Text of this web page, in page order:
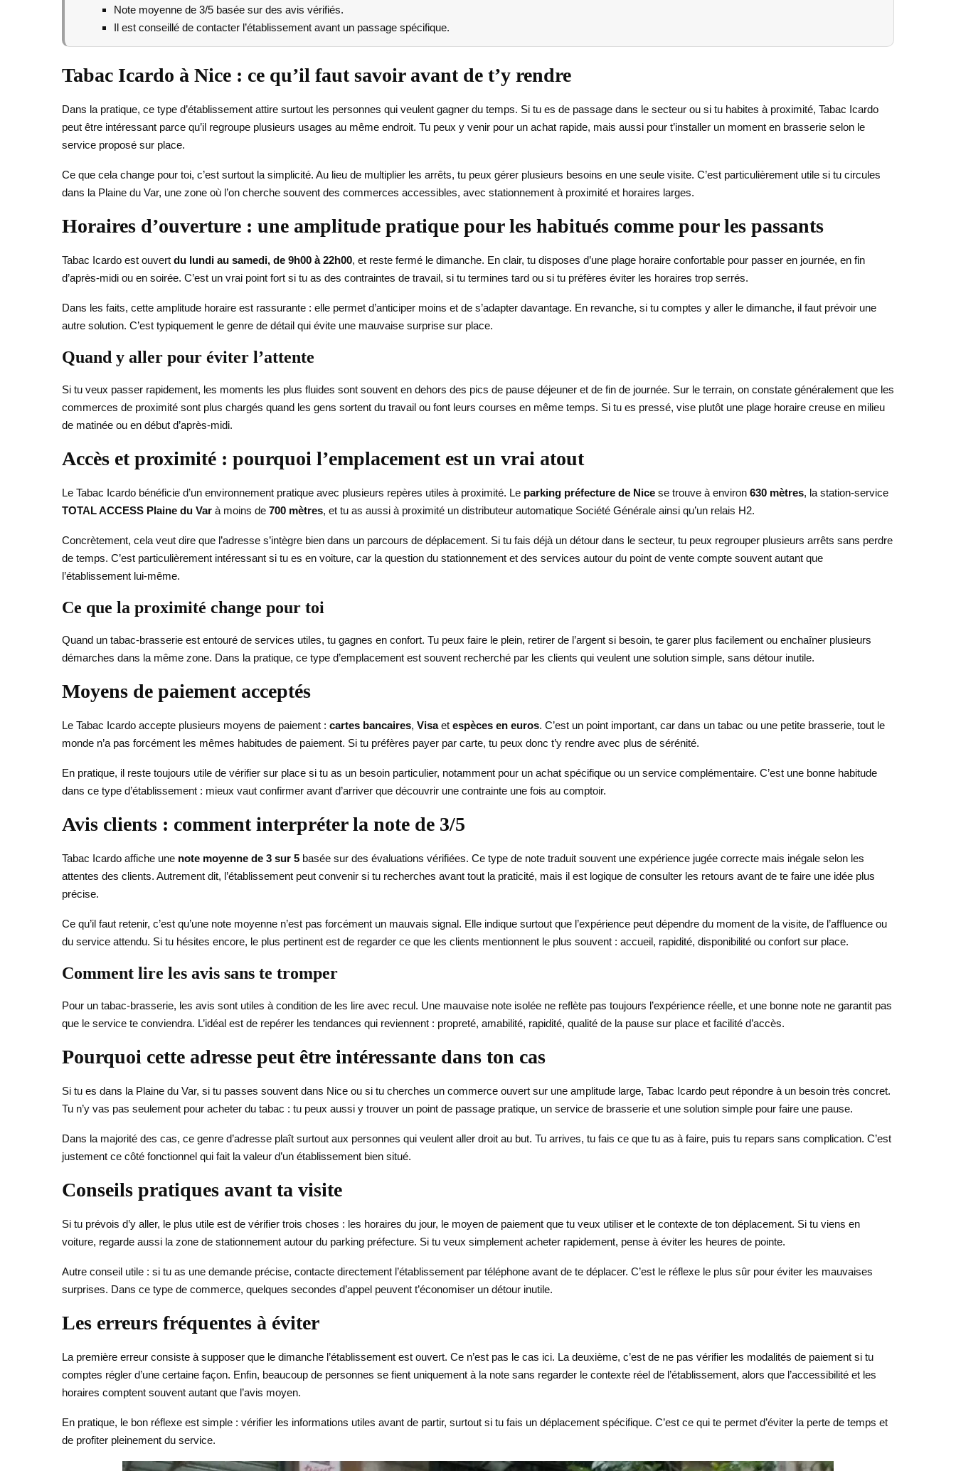
Note moyenne de 3/5 basée sur des avis vérifiés.
Il est conseillé de contacter l’établissement avant un passage spécifique.
Tabac Icardo à Nice : ce qu’il faut savoir avant de t’y rendre
Dans la pratique, ce type d’établissement attire surtout les personnes qui veulent gagner du temps. Si tu es de passage dans le secteur ou si tu habites à proximité, Tabac Icardo
peut être intéressant parce qu’il regroupe plusieurs usages au même endroit. Tu peux y venir pour un achat rapide, mais aussi pour t’installer un moment en brasserie selon le
service proposé sur place.
Ce que cela change pour toi, c’est surtout la simplicité. Au lieu de multiplier les arrêts, tu peux gérer plusieurs besoins en une seule visite. C’est particulièrement utile si tu circules
dans la Plaine du Var, une zone où l’on cherche souvent des commerces accessibles, avec stationnement à proximité et horaires larges.
Horaires d’ouverture : une amplitude pratique pour les habitués comme pour les passants
Tabac Icardo est ouvert du lundi au samedi, de 9h00 à 22h00, et reste fermé le dimanche. En clair, tu disposes d’une plage horaire confortable pour passer en journée, en fin
d’après-midi ou en soirée. C’est un vrai point fort si tu as des contraintes de travail, si tu termines tard ou si tu préfères éviter les horaires trop serrés.
Dans les faits, cette amplitude horaire est rassurante : elle permet d’anticiper moins et de s’adapter davantage. En revanche, si tu comptes y aller le dimanche, il faut prévoir une
autre solution. C’est typiquement le genre de détail qui évite une mauvaise surprise sur place.
Quand y aller pour éviter l’attente
Si tu veux passer rapidement, les moments les plus fluides sont souvent en dehors des pics de pause déjeuner et de fin de journée. Sur le terrain, on constate généralement que les
commerces de proximité sont plus chargés quand les gens sortent du travail ou font leurs courses en même temps. Si tu es pressé, vise plutôt une plage horaire creuse en milieu
de matinée ou en début d’après-midi.
Accès et proximité : pourquoi l’emplacement est un vrai atout
Le Tabac Icardo bénéficie d’un environnement pratique avec plusieurs repères utiles à proximité. Le parking préfecture de Nice se trouve à environ 630 mètres, la station-service
TOTAL ACCESS Plaine du Var à moins de 700 mètres, et tu as aussi à proximité un distributeur automatique Société Générale ainsi qu’un relais H2.
Concrètement, cela veut dire que l’adresse s’intègre bien dans un parcours de déplacement. Si tu fais déjà un détour dans le secteur, tu peux regrouper plusieurs arrêts sans perdre
de temps. C’est particulièrement intéressant si tu es en voiture, car la question du stationnement et des services autour du point de vente compte souvent autant que
l’établissement lui-même.
Ce que la proximité change pour toi
Quand un tabac-brasserie est entouré de services utiles, tu gagnes en confort. Tu peux faire le plein, retirer de l’argent si besoin, te garer plus facilement ou enchaîner plusieurs
démarches dans la même zone. Dans la pratique, ce type d’emplacement est souvent recherché par les clients qui veulent une solution simple, sans détour inutile.
Moyens de paiement acceptés
Le Tabac Icardo accepte plusieurs moyens de paiement : cartes bancaires, Visaet espèces en euros. C’est un point important, car dans un tabac ou une petite brasserie, tout le
monde n’a pas forcément les mêmes habitudes de paiement. Si tu préfères payer par carte, tu peux donc t’y rendre avec plus de sérénité.
En pratique, il reste toujours utile de vérifier sur place si tu as un besoin particulier, notamment pour un achat spécifique ou un service complémentaire. C’est une bonne habitude
dans ce type d’établissement : mieux vaut confirmer avant d’arriver que découvrir une contrainte une fois au comptoir.
Avis clients : comment interpréter la note de 3/5
Tabac Icardo affiche une note moyenne de 3 sur 5 basée sur des évaluations vérifiées. Ce type de note traduit souvent une expérience jugée correcte mais inégale selon les
attentes des clients. Autrement dit, l’établissement peut convenir si tu recherches avant tout la praticité, mais il est logique de consulter les retours avant de te faire une idée plus
précise.
Ce qu’il faut retenir, c’est qu’une note moyenne n’est pas forcément un mauvais signal. Elle indique surtout que l’expérience peut dépendre du moment de la visite, de l’affluence ou
du service attendu. Si tu hésites encore, le plus pertinent est de regarder ce que les clients mentionnent le plus souvent : accueil, rapidité, disponibilité ou confort sur place.
Comment lire les avis sans te tromper
Pour un tabac-brasserie, les avis sont utiles à condition de les lire avec recul. Une mauvaise note isolée ne reflète pas toujours l’expérience réelle, et une bonne note ne garantit pas
que le service te conviendra. L’idéal est de repérer les tendances qui reviennent : propreté, amabilité, rapidité, qualité de la pause sur place et facilité d’accès.
Pourquoi cette adresse peut être intéressante dans ton cas
Si tu es dans la Plaine du Var, si tu passes souvent dans Nice ou si tu cherches un commerce ouvert sur une amplitude large, Tabac Icardo peut répondre à un besoin très concret.
Tu n’y vas pas seulement pour acheter du tabac : tu peux aussi y trouver un point de passage pratique, un service de brasserie et une solution simple pour faire une pause.
Dans la majorité des cas, ce genre d’adresse plaît surtout aux personnes qui veulent aller droit au but. Tu arrives, tu fais ce que tu as à faire, puis tu repars sans complication. C’est
justement ce côté fonctionnel qui fait la valeur d’un établissement bien situé.
Conseils pratiques avant ta visite
Si tu prévois d’y aller, le plus utile est de vérifier trois choses : les horaires du jour, le moyen de paiement que tu veux utiliser et le contexte de ton déplacement. Si tu viens en
voiture, regarde aussi la zone de stationnement autour du parking préfecture. Si tu veux simplement acheter rapidement, pense à éviter les heures de pointe.
Autre conseil utile : si tu as une demande précise, contacte directement l’établissement par téléphone avant de te déplacer. C’est le réflexe le plus sûr pour éviter les mauvaises
surprises. Dans ce type de commerce, quelques secondes d’appel peuvent t’économiser un détour inutile.
Les erreurs fréquentes à éviter
La première erreur consiste à supposer que le dimanche l’établissement est ouvert. Ce n’est pas le cas ici. La deuxième, c’est de ne pas vérifier les modalités de paiement si tu
comptes régler d’une certaine façon. Enfin, beaucoup de personnes se fient uniquement à la note sans regarder le contexte réel de l’établissement, alors que l’accessibilité et les
horaires comptent souvent autant que l’avis moyen.
En pratique, le bon réflexe est simple : vérifier les informations utiles avant de partir, surtout si tu fais un déplacement spécifique. C’est ce qui te permet d’éviter la perte de temps et
de profiter pleinement du service.